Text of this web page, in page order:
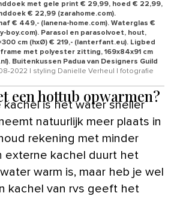
met gele print € 29,99, hoed € 22,99,
€ 22,99 (zarahome.com).
€ 449,- (lanena-home.com). Waterglas €
boy.com). Parasol en parasolvoet, hout,
cm (hxØ) € 219,- (lanterfant.eu). Ligbed
met polyester zitting, 169x84x91 cm
Buitenkussen Padua van Designers Guild
2022 | styling Danielle Verheul | fotografie
een hottub opwarmen?
is het water sneller
natuurlijk meer plaats in
rekening met minder
externe kachel duurt het
warm is, maar heb je wel
kachel van rvs geeft het